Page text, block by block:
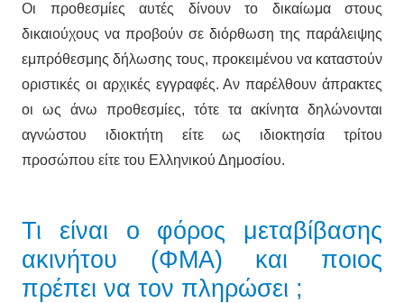
Οι προθεσμίες αυτές δίνουν το δικαίωμα στους
δικαιούχους να προβούν σε διόρθωση της παράλειψης
εμπρόθεσμης δήλωσης τους, προκειμένου να καταστούν
οριστικές οι αρχικές εγγραφές. Αν παρέλθουν άπρακτες
οι ως άνω προθεσμίες, τότε τα ακίνητα δηλώνονται
αγνώστου ιδιοκτήτη είτε ως ιδιοκτησία τρίτου
προσώπου είτε του Ελληνικού Δημοσίου.
Τι είναι ο φόρος μεταβίβασης
ακινήτου (ΦΜΑ) και ποιος
πρέπει να τον πληρώσει ;